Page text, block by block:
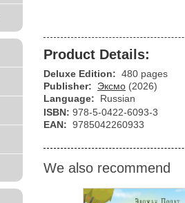
Product Details:
Deluxe Edition: 480 pages
Publisher:
Эксмо (2026)
Language:
Russian
ISBN: 978-5-0422-6093-3
EAN: 9785042260933
We also recommend